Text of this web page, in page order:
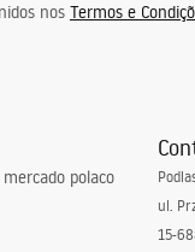
nos Termos e
polaco
ul.
15-